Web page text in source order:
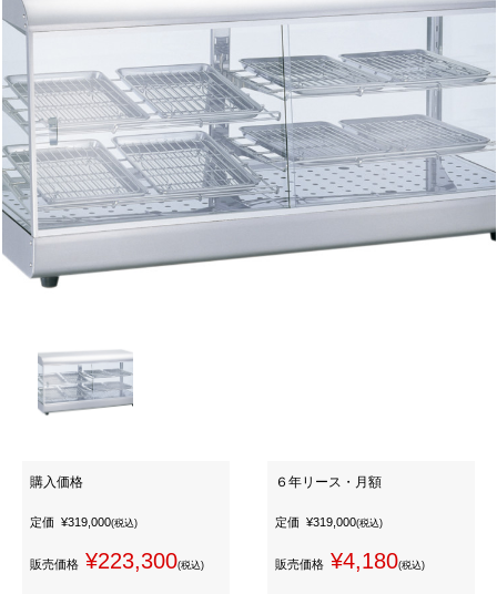
購入価格
定価 ¥319,000(税込)
販売価格 ¥223,300(税込)
６年リース・月額
定価 ¥319,000(税込)
販売価格 ¥4,180(税込)